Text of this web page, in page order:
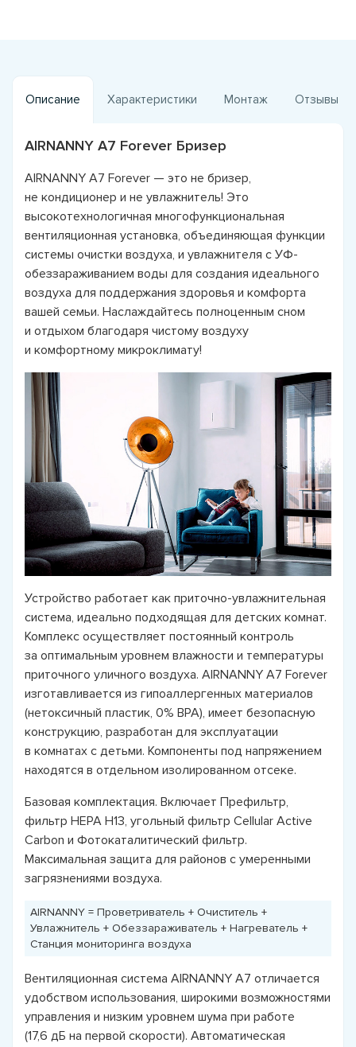
Описание Характеристики Монтаж Отзывы
AIRNANNY A7 Forever Бризер
AIRNANNY A7 Forever — это не бризер,
не кондиционер и не увлажнитель! Это
высокотехнологичная многофункциональная
вентиляционная установка, объединяющая функции
системы очистки воздуха, и увлажнителя с УФ-
обеззараживанием воды для создания идеального
воздуха для поддержания здоровья и комфорта
вашей семьи. Наслаждайтесь полноценным сном
и отдыхом благодаря чистому воздуху
и комфортному микроклимату!
Устройство работает как приточно-увлажнительная
система, идеально подходящая для детских комнат.
Комплекс осуществляет постоянный контроль
за оптимальным уровнем влажности и температуры
приточного уличного воздуха. AIRNANNY А7 Forever
изготавливается из гипоаллергенных материалов
(нетоксичный пластик, 0% BPA), имеет безопасную
конструкцию, разработан для эксплуатации
в комнатах с детьми. Компоненты под напряжением
находятся в отдельном изолированном отсеке.
Базовая комплектация. Включает Префильтр,
фильтр HEPA H13, угольный фильтр Cellular Active
Carbon и Фотокаталитический фильтр.
Максимальная защита для районов с умеренными
загрязнениями воздуха.
AIRNANNY = Проветриватель + Очиститель +
Увлажнитель + Обеззараживатель + Нагреватель +
Станция мониторинга воздуха
Вентиляционная система AIRNANNY A7 отличается
удобством использования, широкими возможностями
управления и низким уровнем шума при работе
(17,6 дБ на первой скорости). Автоматическая